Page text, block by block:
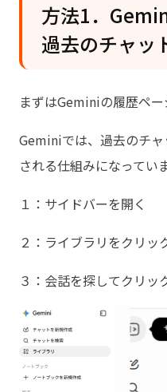
方法1．
過去のチャッ
まずはGeminiの履歴ペー
Geminiでは、過去のチ
される仕組みになっていま
１：サイドバーを開く
２：ライブラリをクリッ
３：会話を探してクリッ